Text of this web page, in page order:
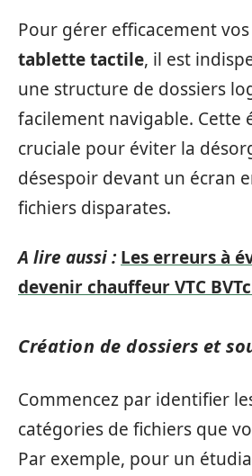
Pour gérer efficacement
tablette tactile, il est
une structure de dossiers
facilement navigable. Cette
cruciale pour éviter la
désespoir devant un écran
fichiers disparates.
A lire aussi : Les erreurs à
devenir chauffeur VTC
Création de dossiers et
Commencez par identifier
catégories de fichiers que
Par exemple, pour un